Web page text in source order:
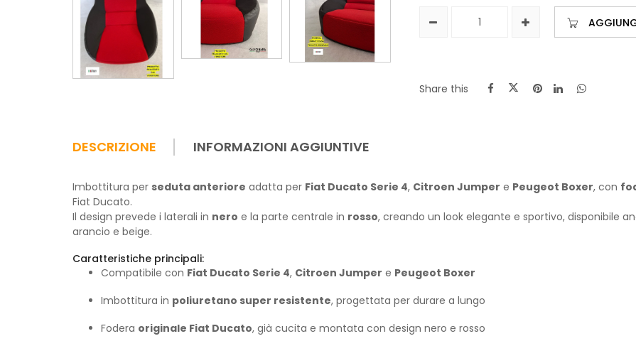
Share this
DESCRIZIONE INFORMAZIONI AGGIUNTIVE
Imbottitura per seduta anteriore adatta per Fiat Ducato Serie 4, Citroen Jumper e Peugeot Boxer, con
Fiat Ducato.
Il design prevede i laterali in nero e la parte centrale in rosso, creando un look elegante e sportivo, disponibile
arancio e beige.
Caratteristiche principali:
Compatibile con Fiat Ducato Serie 4, Citroen Jumper e Peugeot Boxer
Imbottitura in poliuretano super resistente, progettata per durare a lungo
Fodera originale Fiat Ducato, già cucita e montata con design nero e rosso